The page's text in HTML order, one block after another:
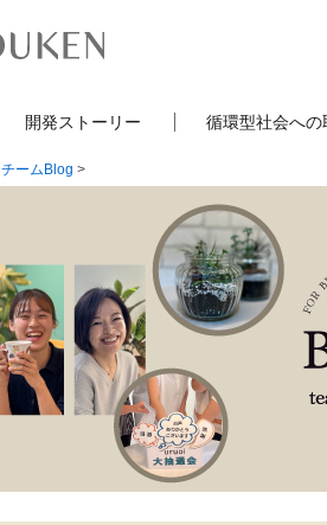
開発ストーリー 循環型社会への
チームBlog >